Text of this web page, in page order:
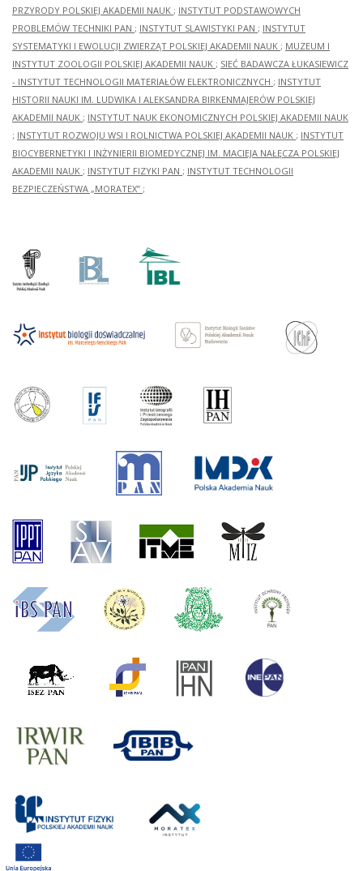
PRZYRODY POLSKIEJ AKADEMII NAUK ; INSTYTUT PODSTAWOWYCH
PROBLEMÓW TECHNIKI PAN ; INSTYTUT SLAWISTYKI PAN ; INSTYTUT
SYSTEMATYKI I EWOLUCJI ZWIERZĄT POLSKIEJ AKADEMII NAUK ; MUZEUM I
INSTYTUT ZOOLOGII POLSKIEJ AKADEMII NAUK ; SIEĆ BADAWCZA ŁUKASIEWICZ
- INSTYTUT TECHNOLOGII MATERIAŁÓW ELEKTRONICZNYCH ; INSTYTUT
HISTORII NAUKI IM. LUDWIKA I ALEKSANDRA BIRKENMAJERÓW POLSKIEJ
AKADEMII NAUK ; INSTYTUT NAUK EKONOMICZNYCH POLSKIEJ AKADEMII NAUK
; INSTYTUT ROZWOJU WSI I ROLNICTWA POLSKIEJ AKADEMII NAUK ; INSTYTUT
BIOCYBERNETYKI I INŻYNIERII BIOMEDYCZNEJ IM. MACIEJA NAŁĘCZA POLSKIEJ
AKADEMII NAUK ; INSTYTUT FIZYKI PAN ; INSTYTUT TECHNOLOGII
BEZPIECZEŃSTWA „MORATEX” ;